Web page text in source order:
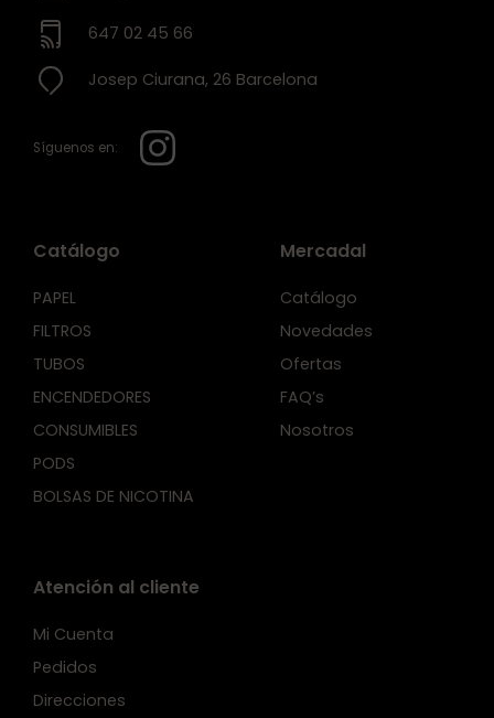
647 02 45 66
Josep Ciurana, 26 Barcelona
Síguenos en:
Catálogo
PAPEL
FILTROS
TUBOS
ENCENDEDORES
CONSUMIBLES
PODS
BOLSAS DE NICOTINA
Mercadal
Catálogo
Novedades
Ofertas
FAQ’s
Nosotros
Atención al cliente
Mi Cuenta
Pedidos
Direcciones